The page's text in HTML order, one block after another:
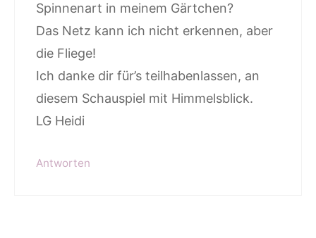
Spinnenart in meinem Gärtchen?
Das Netz kann ich nicht erkennen, aber
die Fliege!
Ich danke dir für’s teilhabenlassen, an
diesem Schauspiel mit Himmelsblick.
LG Heidi
Antworten